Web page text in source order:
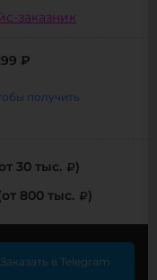
заказник
₽
получить
30 тыс. )
800 тыс. )
Заказать в Telegram